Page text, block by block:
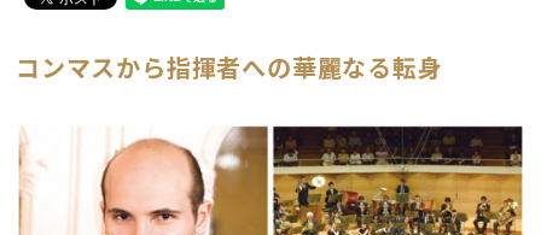
コンマスから指揮者への華麗なる転身